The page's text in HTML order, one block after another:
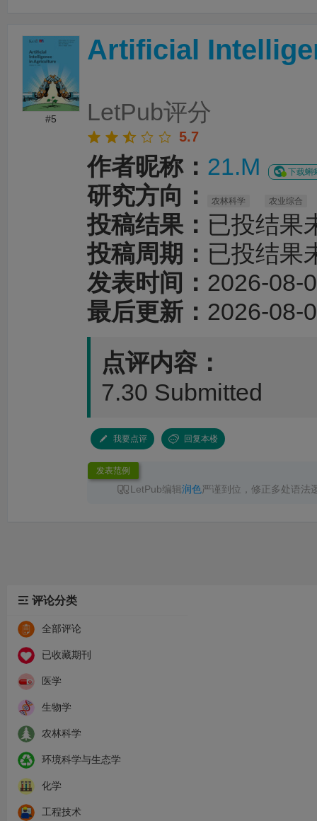
#5
Artificial
LetPub评分
5.7
作者昵称： 21.M 下载蝌
研究方向： 农林科学 农业综合
投稿结果： 已投结果
投稿周期： 已投结果
发表时间： 2026-08-
最后更新： 2026-08-
点评内容：
7.30 Submitted
我要点评 回复本楼
发表范例
LetPub编辑润色严谨到位，修正多处语法
评论分类
全部评论
已收藏期刊
医学
生物学
农林科学
环境科学与生态学
化学
工程技术